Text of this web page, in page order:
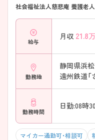
社会福祉法人慈悲庵 養護老
給与
月収 21.8
勤務地
静岡県浜
遠州鉄道「
勤務時間
日勤:08時
マイカー通勤可・相談可